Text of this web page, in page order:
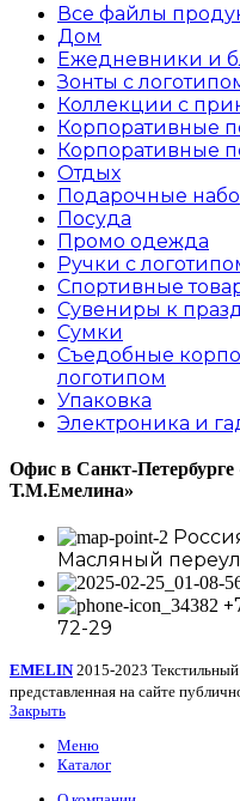
Все файлы
Дом
Ежедневники и
Зонты с
Коллекции с
Корпоративные
Корпоративные
Отдых
Подарочные
Посуда
Промо одежда
Ручки с
Спортивные
Сувениры к
Сумки
Съедобные
логотипом
Упаковка
Электроника и
Офис в Санкт-Петербурге
Т.М.Емелина»
Масляный
72-29
EMELIN 2015-2023
представленная на сайте
Закрыть
Меню
Каталог